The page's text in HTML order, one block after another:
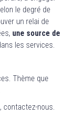
le degré de
un relai de
une source de
les services.
Thème que
contactez-nous.